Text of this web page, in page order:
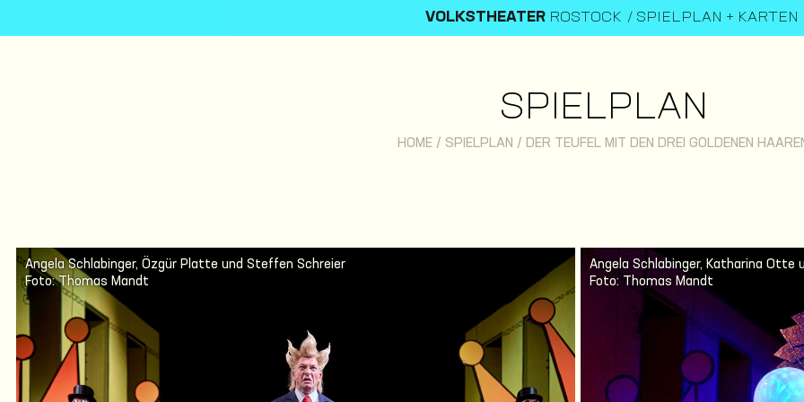
VOLKSTHEATER ROSTOCK SPIELPLAN + KARTEN
SPIELPLAN
HOME / SPIELPLAN / DER TEUFEL MIT DEN DREI GOLDENEN
Angela Schlabinger, Özgür Platte und Steffen Schreier
Foto: Thomas Mandt
Angela Schlabinger, Katharina Otte
Foto: Thomas Mandt